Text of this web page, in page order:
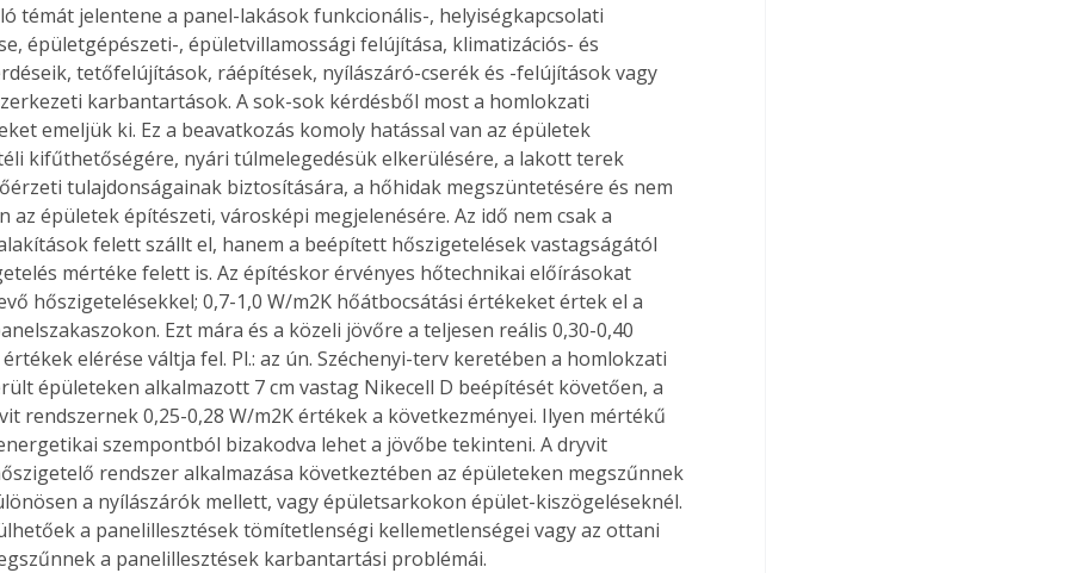
témát jelentene a panel-lakások funkcionális-, helyiségkapcsolati
épületgépészeti-, épületvillamossági felújítása, klimatizációs- és
tetőfelújítások, ráépítések, nyílászáró-cserék és -felújítások vagy
karbantartások. A sok-sok kérdésből most a homlokzati
emeljük ki. Ez a beavatkozás komoly hatással van az épületek
kifűthetőségére, nyári túlmelegedésük elkerülésére, a lakott terek
tulajdonságainak biztosítására, a hőhidak megszüntetésére és nem
az épületek építészeti, városképi megjelenésére. Az idő nem csak a
felett szállt el, hanem a beépített hőszigetelések vastagságától
mértéke felett is. Az építéskor érvényes hőtechnikai előírásokat
hőszigetelésekkel; 0,7-1,0 W/m2K hőátbocsátási értékeket értek el a
Ezt mára és a közeli jövőre a teljesen reális 0,30-0,40
elérése váltja fel. Pl.: az ún. Széchenyi-terv keretében a homlokzati
épületeken alkalmazott 7 cm vastag Nikecell D beépítését követően, a
rendszernek 0,25-0,28 W/m2K értékek a következményei. Ilyen mértékű
szempontból bizakodva lehet a jövőbe tekinteni. A dryvit
rendszer alkalmazása következtében az épületeken megszűnnek
a nyílászárók mellett, vagy épületsarkokon épület-kiszögeléseknél.
a panelillesztések tömítetlenségi kellemetlenségei vagy az ottani
a panelillesztések karbantartási problémái.